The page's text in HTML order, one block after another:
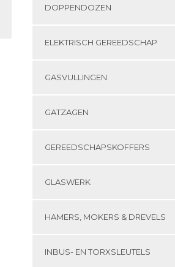
DOPPENDOZEN
ELEKTRISCH GEREEDSCHAP
GASVULLINGEN
GATZAGEN
GEREEDSCHAPSKOFFERS
GLASWERK
HAMERS, MOKERS & DREVELS
INBUS- EN TORXSLEUTELS